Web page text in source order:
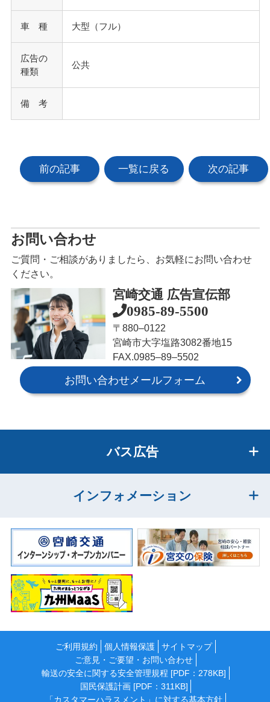
車 種 大型（フル）
広告の
種類
公共
備 考
前の記事 一覧に戻る 次の記事
お問い合わせ
ご質問・ご相談がありましたら、お気軽にお問い合わせ
ください。
宮崎交通 広告宣伝部
0985-89-5500
〒880‒0122
宮崎市大字塩路3082番地15
FAX.0985‒89‒5502
お問い合わせメールフォーム
バス広告
インフォメーション
ご利用規約 個人情報保護
サイトマップ
ご意見・ご要望・お問い合わせ
輸送の安全に関する安全管理規程 [PDF：278KB]
国民保護計画 [PDF：311KB]
「カスタマーハラスメント」に対する基本方針